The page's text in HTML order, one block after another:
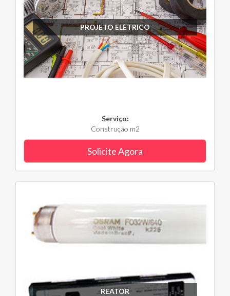
PROJETO ELÉTRICO
Serviço:
Construção m2
Solicite Agora
REATOR